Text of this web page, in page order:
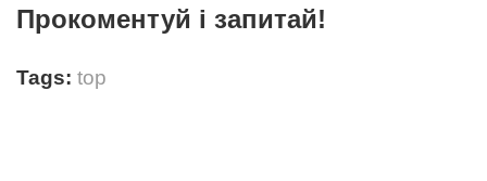
Прокоментуй і запитай!
Tags: top